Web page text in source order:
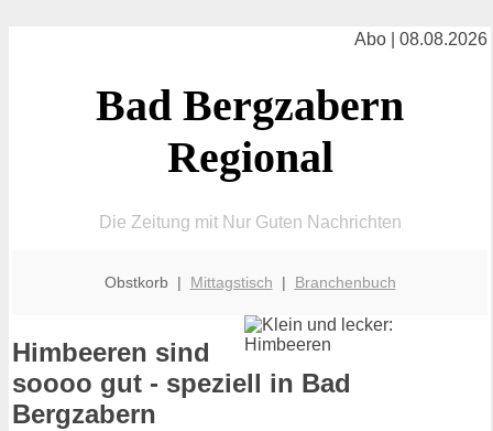
Abo | 08.08.2026
Bad Bergzabern
Regional
Die Zeitung mit Nur Guten Nachrichten
Obstkorb | Mittagstisch | Branchenbuch
Himbeeren sind
soooo gut - speziell in Bad
Bergzabern